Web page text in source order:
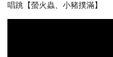
唱跳【螢火蟲、小豬撲滿】